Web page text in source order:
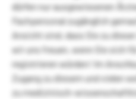
dürfen nur ausgewiesenen
Fachpersonal zugänglich
Ansicht sind, dass Sie zu
wir uns freuen, wenn Sie sich
registrieren würden! Im
Zugang zu diesem und vielen
zu medizinisch-